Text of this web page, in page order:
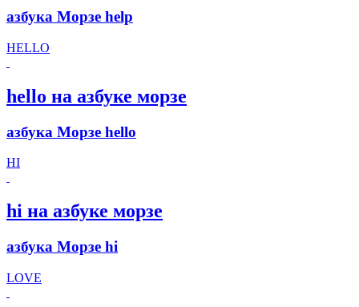
азбука Морзе help
HELLO
hello на азбуке морзе
азбука Морзе hello
HI
hi на азбуке морзе
азбука Морзе hi
LOVE